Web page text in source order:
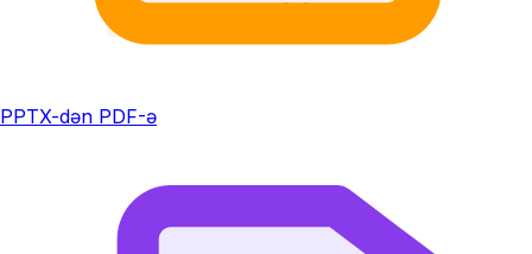
PPTX-dən PDF-ə